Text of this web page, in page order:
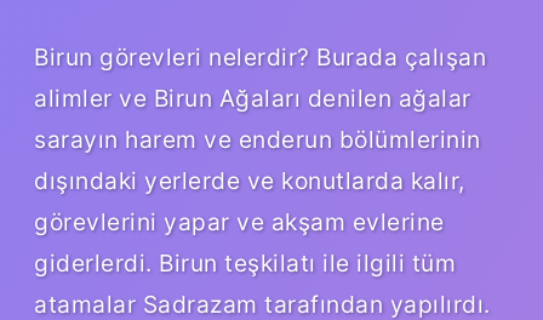
Birun görevleri nelerdir? Burada çalışan
alimler ve Birun Ağaları denilen ağalar
sarayın harem ve enderun bölümlerinin
dışındaki yerlerde ve konutlarda kalır,
görevlerini yapar ve akşam evlerine
giderlerdi. Birun teşkilatı ile ilgili tüm
atamalar Sadrazam tarafından yapılırdı.